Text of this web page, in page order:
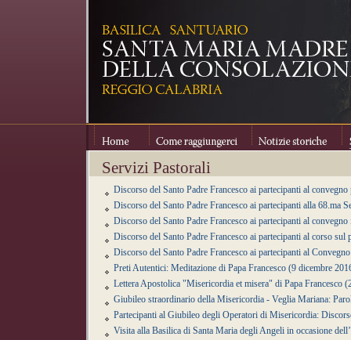
Home Come raggiungerci Notizie storiche
Servizi Pastorali
Discorso del Santo Padre Francesco ai partecipanti al
Discorso del Santo Padre Francesco ai partecipanti alla 68.ma
Discorso del Santo Padre Francesco ai partecipanti al
Discorso del Santo Padre Francesco ai partecipanti al corso
Discorso del Santo Padre Francesco ai partecipanti al
Preti Autentici: Meditazione di Papa Francesco (9 dicembre
Lettera Apostolica "Misericordia et misera" di Papa Francesco
Giubileo straordinario della Misericordia - Veglia Mariana:
Partecipanti al Giubileo degli Operatori di Misericordia:
Visita alla Basilica di Santa Maria degli Angeli in occasione